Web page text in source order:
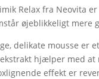
Relax fra Neovita
øjeblikkeligt mere
delikate mousse er
hjælper med at
effekt er